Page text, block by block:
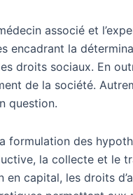
associé et
la
droits sociaux. En
de la société.
question.
des
la collecte et le
capital, les droits